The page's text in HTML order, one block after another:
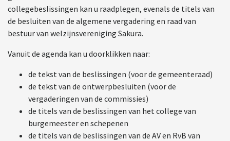
collegebeslissingen kan u raadplegen, evenals de titels van
de besluiten van de algemene vergadering en raad van
bestuur van welzijnsvereniging Sakura.
Vanuit de agenda kan u doorklikken naar:
de tekst van de beslissingen (voor de gemeenteraad)
de tekst van de ontwerpbesluiten (voor de
vergaderingen van de commissies)
de titels van de beslissingen van het college van
burgemeester en schepenen
de titels van de beslissingen van de AV en RvB van